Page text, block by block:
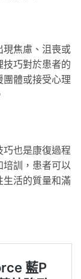
現焦慮、沮喪或
技巧對於患者的
體或接受心理
也是康復過程
訓，患者可以
生活的質量和滿